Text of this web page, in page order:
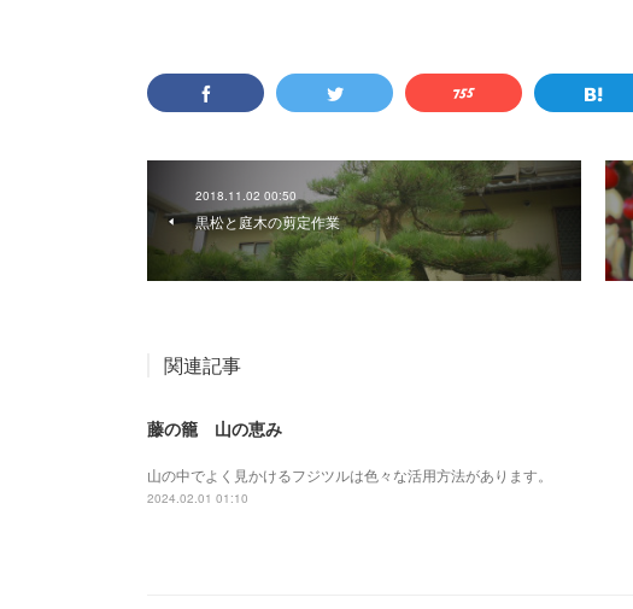
2018.11.02 00:50
黒松と庭木の剪定作業
関連記事
藤の籠 山の恵み
山の中でよく見かけるフジツルは色々な活用方法があります。
2024.02.01 01:10